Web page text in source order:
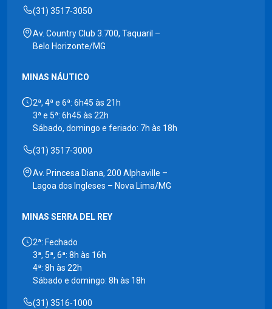
(31) 3517-3050
Av. Country Club 3.700, Taquaril –
Belo Horizonte/MG
MINAS NÁUTICO
2ª, 4ª e 6ª: 6h45 às 21h
3ª e 5ª: 6h45 às 22h
Sábado, domingo e feriado: 7h às 18h
(31) 3517-3000
Av. Princesa Diana, 200 Alphaville –
Lagoa dos Ingleses – Nova Lima/MG
MINAS SERRA DEL REY
2ª: Fechado
3ª, 5ª, 6ª: 8h às 16h
4ª: 8h às 22h
Sábado e domingo: 8h às 18h
(31) 3516-1000